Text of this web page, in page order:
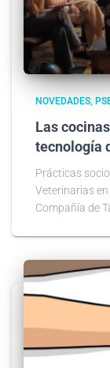
NOVEDADES
Las
tecnología
Prácticas
Veterinarias
Compañía de